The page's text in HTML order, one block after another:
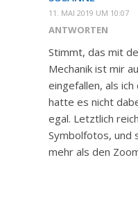
11. MAI 2019 UM 10:07
ANTWORTEN
Stimmt, das mit
Mechanik ist mir
eingefallen, als
hatte es nicht
egal. Letztlich
Symbolfotos, und
mehr als den